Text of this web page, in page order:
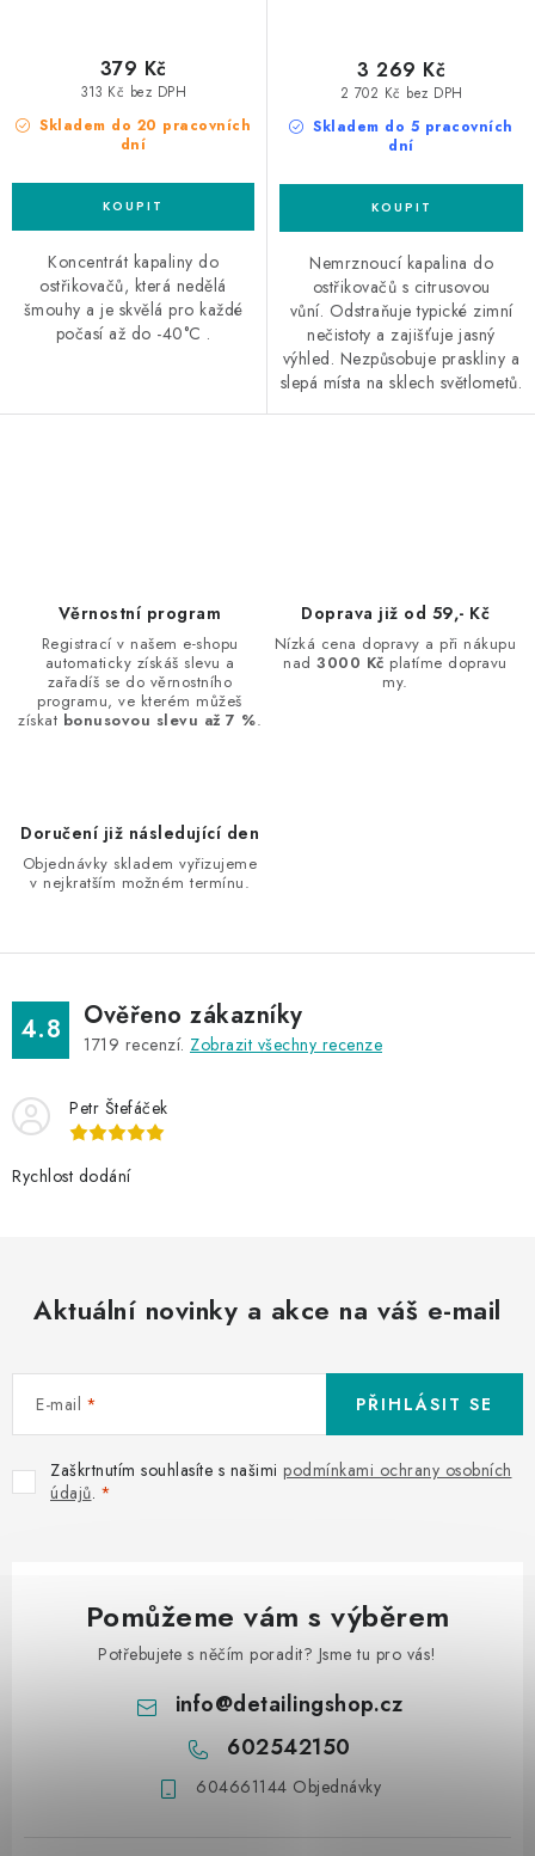
Skladem do 20 pracovních
dní
313 Kč bez DPH
379 Kč
Koncentrát kapaliny do
ostřikovačů, která nedělá
šmouhy a je skvělá pro každé
počasí až do -40°C .
Skladem do 5 pracovních
dní
2 702 Kč bez DPH
3 269 Kč
Nemrznoucí kapalina do
ostřikovačů s citrusovou
vůní. Odstraňuje typické zimní
nečistoty a zajišťuje jasný
výhled. Nezpůsobuje praskliny a
slepá místa na sklech světlometů.
p
k
y
p
s
u
Věrnostní program
Registrací v našem e-shopu
automaticky získáš slevu a
zařadíš se do věrnostního
programu, ve kterém můžeš
získat bonusovou slevu až 7 %.
Doprava již od 59,- Kč
Nízká cena dopravy a při nákupu
nad3000 Kč platíme dopravu
my.
Doručení již následující den
Objednávky skladem vyřizujeme
v nejkratším možném termínu.
4.8 Ověřeno zákazníky
1719 recenzí. Zobrazit všechny recenze
Petr Štefáček
Rychlost dodání
Aktuální novinky a akce na váš e-mail
E-mail
Zaškrtnutím souhlasíte s našimi podmínkami ochrany osobních
údajů.
PŘIHLÁSIT SE
Pomůžeme vám s výběrem
Potřebujete s něčím poradit? Jsme tu pro vás!
info@detailingshop.cz
602542150
604661144 Objednávky